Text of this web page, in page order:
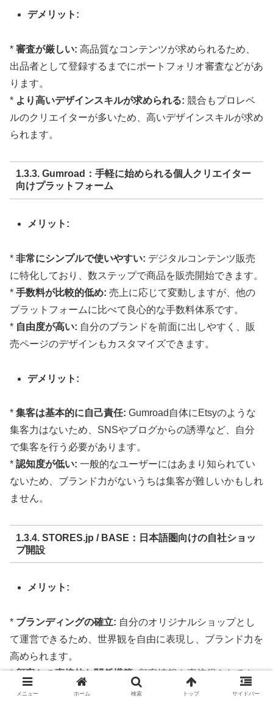
デメリット:
* 審査が厳しい: 高品質なコンテンツが求められるため、
出品者として登録するまでにポートフォリオ審査などがあ
ります。
* より高いデザインスキルが求められる: 競合もプロレベ
ルのクリエイターが多いため、高いデザインスキルが求め
られます。
1.3.3. Gumroad：手軽に始められる個人クリエイター
向けプラットフォーム
メリット:
* 非常にシンプルで使いやすい: デジタルコンテンツ販売
に特化しており、数ステップで商品を販売開始できます。
* 手数料が比較的低め: 売上に応じて変動しますが、他の
プラットフォームに比べて良心的な手数料体系です。
* 自由度が高い: 自分のブランドを前面に出しやすく、販
売ページのデザインもカスタマイズできます。
デメリット:
* 集客は基本的に自己責任: Gumroad自体にEtsyのような
集客力はないため、SNSやブログからの誘導など、自分
で集客を行う必要があります。
* 認知度が低い: 一般的なユーザーにはあまり知られてい
ないため、ブランド力がないうちは集客が難しいかもしれ
ません。
1.3.4. STORES.jp / BASE：日本語圏向けの自社ショッ
プ開設
メリット:
* ブランディングの確立: 自分のオリジナルショップとし
て運営できるため、世界観を自由に表現し、ブランド力を
高められます。
*顧客との直接的な関係構築:顧客情報を直接得られるた
め、メルマガ配信などを行い、リピーター育成に繋げやす
メニュー ホーム 検索 トップ サイドバー